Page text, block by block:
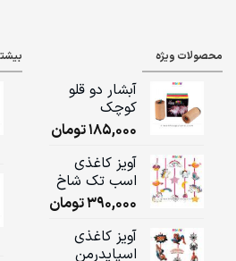
محصولات ویژه
آبشار دو قلو
کوچک
185,000تومان
آویز کاغذی
اسب تک شاخ
390,000تومان
آویز کاغذی
اسپایدرمن